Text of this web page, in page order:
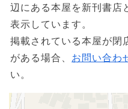
辺にある本屋を新刊書店
表示しています。
掲載されている本屋が閉
がある場合、 お問い合わ
い。